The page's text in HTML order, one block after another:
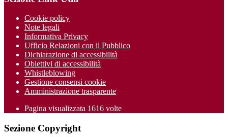
Cookie policy
Note legali
Informativa Privacy
Ufficio Relazioni con il Pubblico
Dichiarazione di accessibilità
Obiettivi di accessibilità
Whistleblowing
Gestione consensi cookie
Amministrazione trasparente
Pagina visualizzata 1616 volte
Sezione Copyright